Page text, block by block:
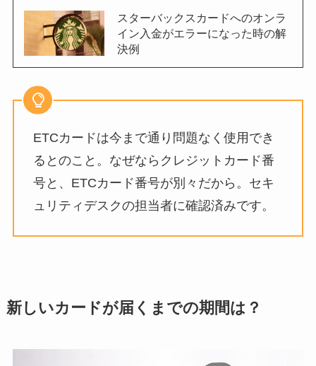
スターバックスカードへのオンラ
イン入金がエラーになった時の解
決例
ETCカードは今まで通り問題なく使用でき
るとのこと。なぜならクレジットカード番
号と、ETCカード番号が別々だから。セキ
ュリティデスクの担当者に確認済みです。
新しいカードが届くまでの期間は？